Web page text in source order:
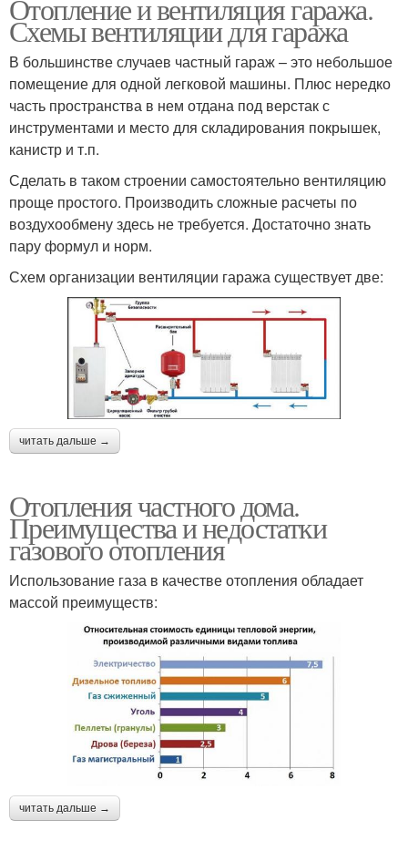
Отопление и вентиляция гаража.
Схемы вентиляции для гаража
В большинстве случаев частный гараж – это небольшое
помещение для одной легковой машины. Плюс нередко
часть пространства в нем отдана под верстак с
инструментами и место для складирования покрышек,
канистр и т.п.
Сделать в таком строении самостоятельно вентиляцию
проще простого. Производить сложные расчеты по
воздухообмену здесь не требуется. Достаточно знать
пару формул и норм.
Схем организации вентиляции гаража существует две:
читать дальше →
Отопления частного дома.
Преимущества и недостатки
газового отопления
Использование газа в качестве отопления обладает
массой преимуществ:
читать дальше →